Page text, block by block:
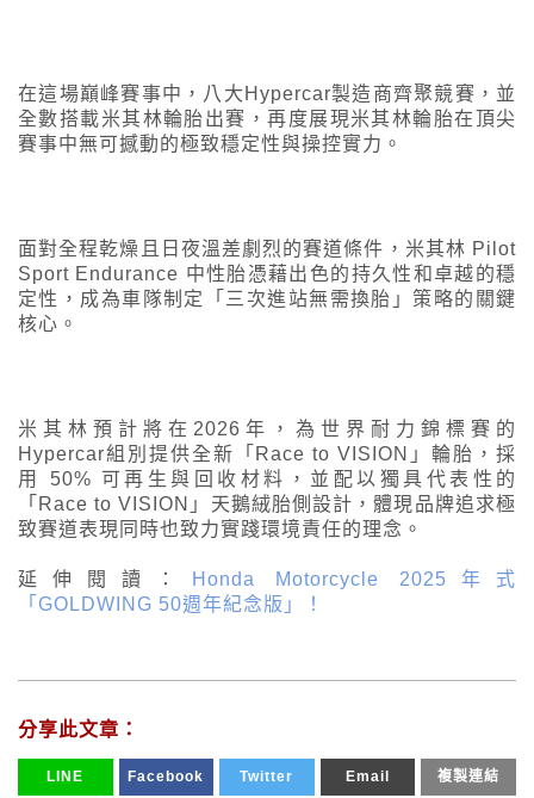
在這場巔峰賽事中，八大Hypercar製造商齊聚競賽，並
全數搭載米其林輪胎出賽，再度展現米其林輪胎在頂尖
賽事中無可撼動的極致穩定性與操控實力。
面對全程乾燥且日夜溫差劇烈的賽道條件，米其林 Pilot
Sport Endurance 中性胎憑藉出色的持久性和卓越的穩
定性，成為車隊制定「三次進站無需換胎」策略的關鍵
核心。
米其林預計將在2026年，為世界耐力錦標賽的
Hypercar組別提供全新「Race to VISION」輪胎，採
用 50% 可再生與回收材料，並配以獨具代表性的
「Race to VISION」天鵝絨胎側設計，體現品牌追求極
致賽道表現同時也致力實踐環境責任的理念。
延伸閱讀：
Honda Motorcycle 2025年式
「GOLDWING 50週年紀念版」！
分享此文章：
LINE Facebook Twitter Email 複製連結